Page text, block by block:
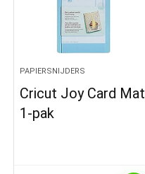
PAPIERSNIJDERS
Cricut Joy Card Mat
1-pak